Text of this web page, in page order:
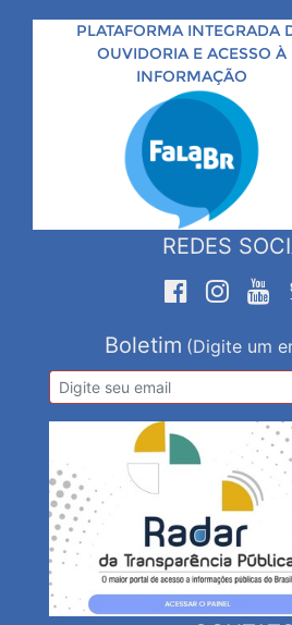
PLATAFORMA INTEGRADA
OUVIDORIA E ACESSO À
INFORMAÇÃO
REDES
Boletim (Digite um